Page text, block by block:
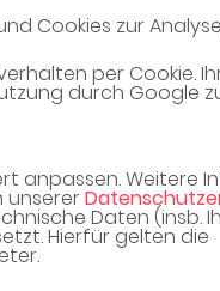
Cookies zur
per Cookie.
durch Google
anpassen. Weitere
unserer
Daten (insb.
Hierfür gelten die
Text ein